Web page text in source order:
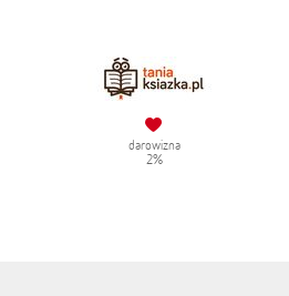
darowizna
2%